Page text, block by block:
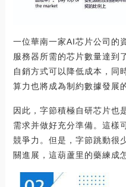
一位華南一家AI芯片公司的
服務器所需的芯片數量達到
自銷方式可以降低成本，同
算力也將成為制約數據發展
因此，字節積極自研芯片也
需求并做好充分準備。這樣
競爭力。但是，字節跳動很
關進展，這葫蘆里的藥練成